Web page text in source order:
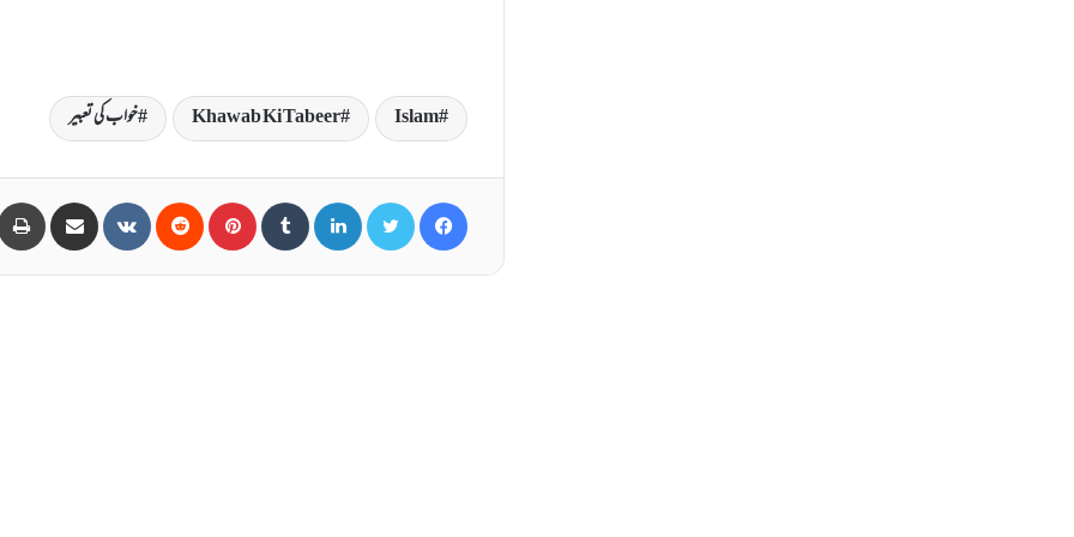
Islam
Khawab Ki Tabeer خواب کی تعبیر
Facebook
Twitter
LinkedIn
Tumblr
Pinterest
Reddit
VKontakte
Share via Email